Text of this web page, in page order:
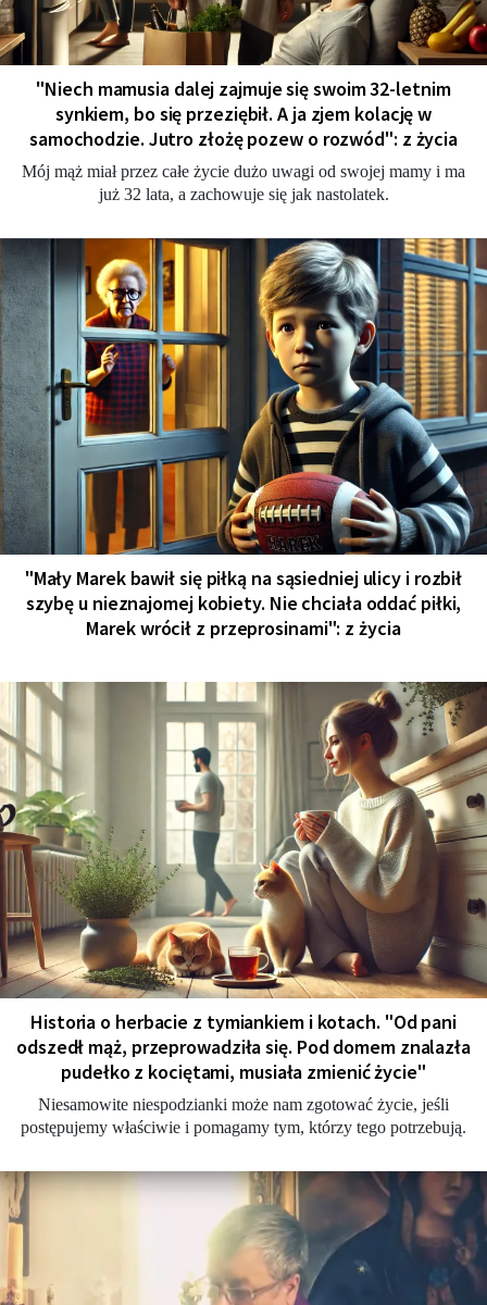
"Niech mamusia dalej zajmuje się swoim 32-letnim
synkiem, bo się przeziębił. A ja zjem kolację w
samochodzie. Jutro złożę pozew o rozwód": z życia
Mój mąż miał przez całe życie dużo uwagi od swojej mamy i ma
już 32 lata, a zachowuje się jak nastolatek.
"Mały Marek bawił się piłką na sąsiedniej ulicy i rozbił
szybę u nieznajomej kobiety. Nie chciała oddać piłki,
Marek wrócił z przeprosinami": z życia
Historia o herbacie z tymiankiem i kotach. "Od pani
odszedł mąż, przeprowadziła się. Pod domem znalazła
pudełko z kociętami, musiała zmienić życie"
Niesamowite niespodzianki może nam zgotować życie, jeśli
postępujemy właściwie i pomagamy tym, którzy tego potrzebują.